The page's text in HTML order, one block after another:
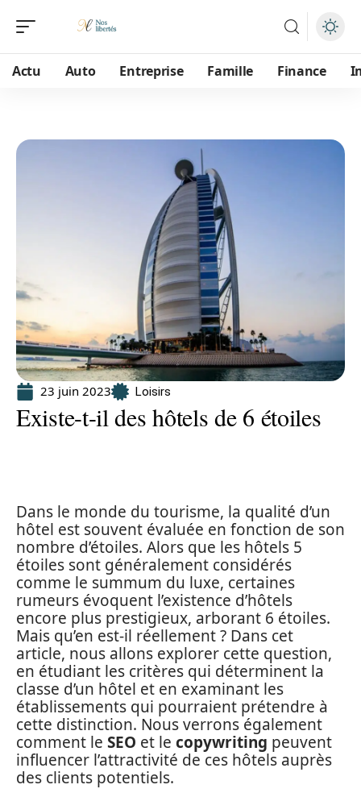
Actu Auto Entreprise Famille Finance
23 juin 2023 Loisirs
Existe-t-il des hôtels de 6 étoiles
Dans le monde du tourisme, la qualité d’un
hôtel est souvent évaluée en fonction de son
nombre d’étoiles. Alors que les hôtels 5
étoiles sont généralement considérés
comme le summum du luxe, certaines
rumeurs évoquent l’existence d’hôtels
encore plus prestigieux, arborant 6 étoiles.
Mais qu’en est-il réellement ? Dans cet
article, nous allons explorer cette question,
en étudiant les critères qui déterminent la
classe d’un hôtel et en examinant les
établissements qui pourraient prétendre à
cette distinction. Nous verrons également
comment le SEO et le copywriting peuvent
influencer l’attractivité de ces hôtels auprès
des clients potentiels.